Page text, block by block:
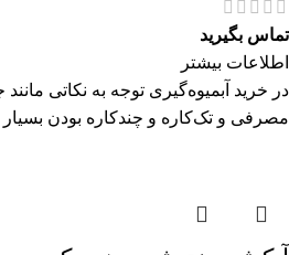
تماس بگیرید
اطلاعات بیشتر
در خرید آبمیوه‌گیری توجه به نکاتی
مصرفی و تک‌کاره و چندکاره بودن